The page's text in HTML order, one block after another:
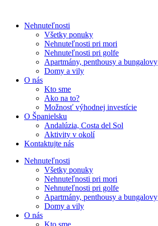
Nehnuteľnosti
Všetky ponuky
Nehnuteľnosti pri mori
Nehnuteľnosti pri golfe
Apartmány, penthousy a bungalovy
Domy a vily
O nás
Kto sme
Ako na to?
Možnosť výhodnej investície
O Španielsku
Andalúzia, Costa del Sol
Aktivity v okolí
Kontaktujte nás
Nehnuteľnosti
Všetky ponuky
Nehnuteľnosti pri mori
Nehnuteľnosti pri golfe
Apartmány, penthousy a bungalovy
Domy a vily
O nás
Kto sme